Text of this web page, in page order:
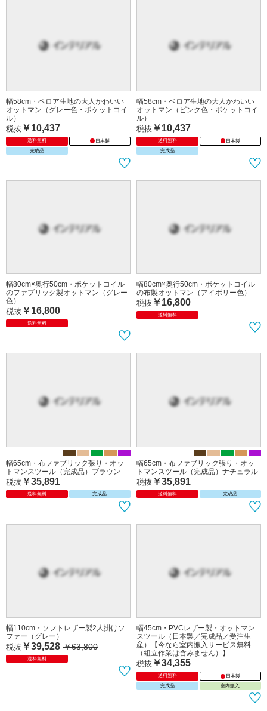
幅58cm・ベロア生地の大人かわいい
オットマン（グレー色・ポケットコイ
ル）
税抜 ￥10,437
送料無料
日本製
完成品
幅58cm・ベロア生地の大人かわいい
オットマン（ピンク色・ポケットコイ
ル）
税抜 ￥10,437
送料無料
日本製
完成品
幅80cm×奥行50cm・ポケットコイル
のファブリック製オットマン（グレー
色）
税抜 ￥16,800
送料無料
幅80cm×奥行50cm・ポケットコイル
の布製オットマン（アイボリー色）
税抜 ￥16,800
送料無料
幅65cm・布ファブリック張り・オッ
トマンスツール（完成品）ブラウン
税抜 ￥35,891
送料無料 完成品
幅65cm・布ファブリック張り・オッ
トマンスツール（完成品）ナチュラル
税抜 ￥35,891
送料無料 完成品
幅110cm・ソフトレザー製2人掛けソ
ファー（グレー）
税抜 ￥39,528 ￥63,800
送料無料
幅45cm・PVCレザー製・オットマン
スツール（日本製／完成品／受注生
産）【今なら室内搬入サービス無料
（組立作業は含みません）】
税抜 ￥34,355
送料無料
日本製
完成品
室内搬入